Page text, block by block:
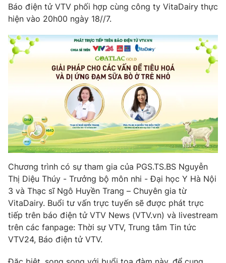
Chuyên mục khác
Emagazine Podcast
Photo Infographic
Shorts video
VTV Money VTV Thể thao
VTV Sức khoẻ Bất động sản
Thị trường 24h Tấm lòng Việt
VTV4 Vươn mình bằng AI
VTV9 VTV8
Liên hệ tòa soạn English
Báo điện tử VTV phối hợp cùng công ty VitaDairy thực
hiện vào 20h00 ngày 18//7.
Chương trình có sự tham gia của PGS.TS.BS Nguyễn
Thị Diệu Thúy - Trưởng bộ môn nhi - Đại học Y Hà Nội
3 và Thạc sĩ Ngô Huyền Trang – Chuyên gia từ
VitaDairy. Buổi tư vấn trực tuyến sẽ được phát trực
tiếp trên báo điện tử VTV News (VTV.vn) và livestream
trên các fanpage: Thời sự VTV, Trung tâm Tin tức
VTV24, Báo điện tử VTV.